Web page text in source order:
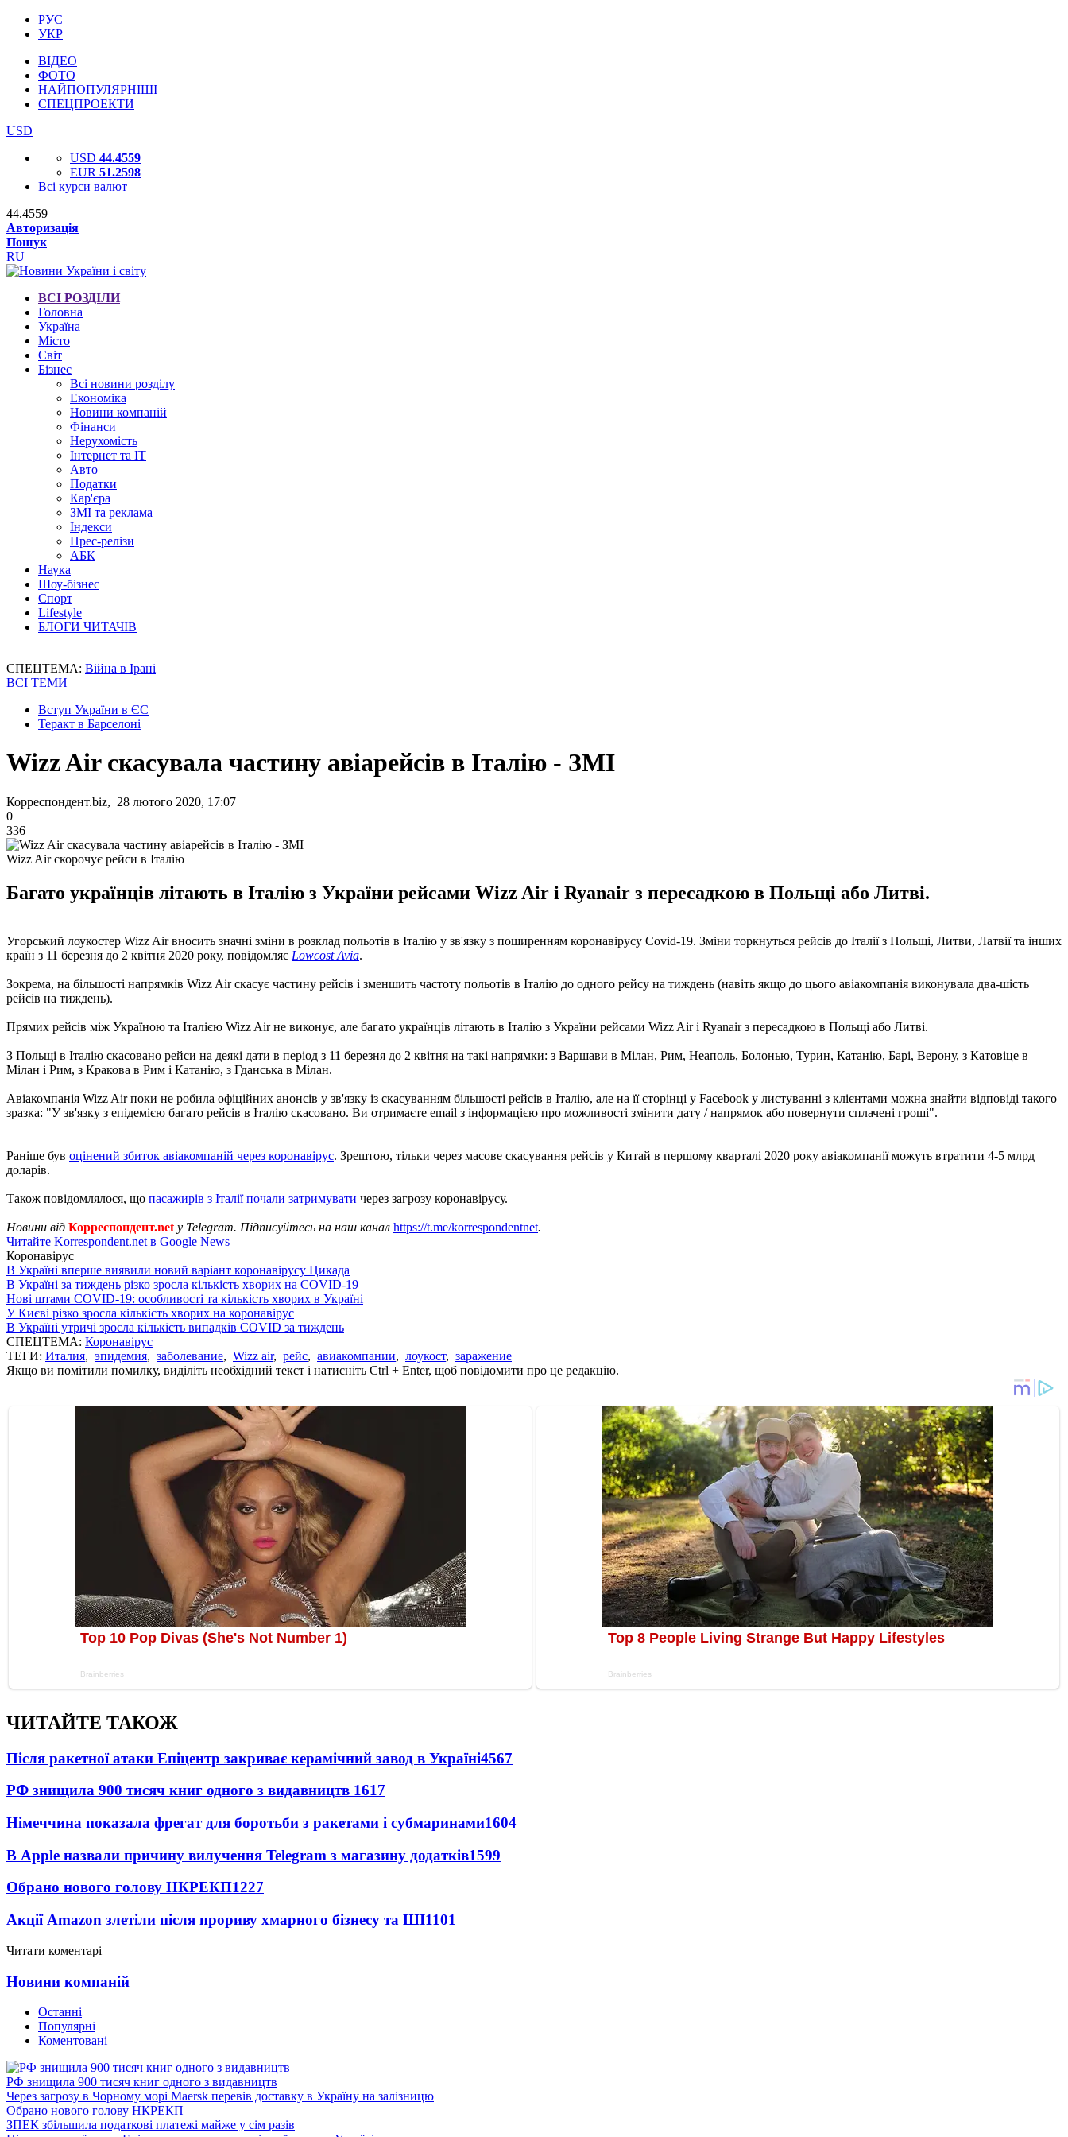
РУС
УКР
ВІДЕО
ФОТО
НАЙПОПУЛЯРНІШІ
СПЕЦПРОЕКТИ
USD
USD 44.4559
EUR 51.2598
Всі курси валют
44.4559
Авторизація
Пошук
RU
ВСІ РОЗДІЛИ
Головна
Україна
Місто
Світ
Бізнес
Всі новини розділу
Економіка
Новини компаній
Фінанси
Нерухомість
Інтернет та IT
Авто
Податки
Кар'єра
ЗМІ та реклама
Індекси
Прес-релізи
АБК
Наука
Шоу-бізнес
Спорт
Lifestyle
БЛОГИ ЧИТАЧІВ
СПЕЦТЕМА: Війна в Ірані
ВСІ ТЕМИ
Вступ України в ЄС
Теракт в Барселоні
Wizz Air скасувала частину авіарейсів в Італію - ЗМІ
Корреспондент.biz, 28 лютого 2020, 17:07
0
336
Wizz Air скорочує рейси в Італію
Багато українців літають в Італію з України рейсами Wizz Air і Ryanair з пересадкою в Польщі або Литві.
Угорський лоукостер Wizz Air вносить значні зміни в розклад польотів в Італію у зв'язку з поширенням коронавірусу Covid-19. Зміни торкнуться рейсів до Італії з Польщі, Литви, Латвії та інших
країн з 11 березня до 2 квітня 2020 року, повідомляє Lowcost Avia.
Зокрема, на більшості напрямків Wizz Air скасує частину рейсів і зменшить частоту польотів в Італію до одного рейсу на тиждень (навіть якщо до цього авіакомпанія виконувала два-шість
рейсів на тиждень).
Прямих рейсів між Україною та Італією Wizz Air не виконує, але багато українців літають в Італію з України рейсами Wizz Air і Ryanair з пересадкою в Польщі або Литві.
З Польщі в Італію скасовано рейси на деякі дати в період з 11 березня до 2 квітня на такі напрямки: з Варшави в Мілан, Рим, Неаполь, Болонью, Турин, Катанію, Барі, Верону, з Катовіце в
Мілан і Рим, з Кракова в Рим і Катанію, з Гданська в Мілан.
Авіакомпанія Wizz Air поки не робила офіційних анонсів у зв'язку із скасуванням більшості рейсів в Італію, але на її сторінці у Facebook у листуванні з клієнтами можна знайти відповіді такого
зразка: "У зв'язку з епідемією багато рейсів в Італію скасовано. Ви отримаєте email з інформацією про можливості змінити дату / напрямок або повернути сплачені гроші".
Раніше був оцінений збиток авіакомпаній через коронавірус. Зрештою, тільки через масове скасування рейсів у Китай в першому кварталі 2020 року авіакомпанії можуть втратити 4-5 млрд
доларів.
Також повідомлялося, що пасажирів з Італії почали затримувати через загрозу коронавірусу.
Новини від Корреспондент.net у Telegram. Підписуйтесь на наш канал https://t.me/korrespondentnet.
Читайте Korrespondent.net в Google News
Коронавірус
В Україні вперше виявили новий варіант коронавірусу Цикада
В Україні за тиждень різко зросла кількість хворих на COVID-19
Нові штами COVID-19: особливості та кількість хворих в Україні
У Києві різко зросла кількість хворих на коронавірус
В Україні утричі зросла кількість випадків COVID за тиждень
СПЕЦТЕМА: Коронавірус
ТЕГИ: Италия, эпидемия, заболевание, Wizz air, рейс, авиакомпании, лоукост, заражение
Якщо ви помітили помилку, виділіть необхідний текст і натисніть Ctrl + Enter, щоб повідомити про це редакцію.
ЧИТАЙТЕ ТАКОЖ
Після ракетної атаки Епіцентр закриває керамічний завод в Україні4567
РФ знищила 900 тисяч книг одного з видавництв 1617
Німеччина показала фрегат для боротьби з ракетами і субмаринами1604
В Apple назвали причину вилучення Telegram з магазину додатків1599
Обрано нового голову НКРЕКП1227
Акції Amazon злетіли після прориву хмарного бізнесу та ШІ1101
Читати коментарі
Новини компаній
Останні
Популярні
Коментовані
РФ знищила 900 тисяч книг одного з видавництв
Через загрозу в Чорному морі Maersk перевів доставку в Україну на залізницю
Обрано нового голову НКРЕКП
ЗПЕК збільшила податкові платежі майже у сім разів